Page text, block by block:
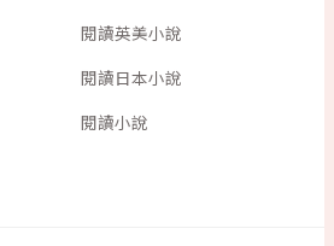
閱讀英美小說
閱讀日本小說
閱讀小說